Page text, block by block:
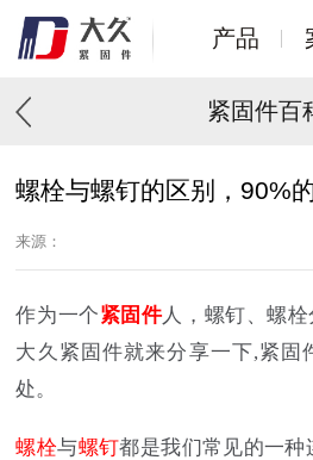
产品
紧固件百
螺栓与螺钉的区别，90%
来源：
作为一个紧固件人，螺钉、螺
大久紧固件就来分享一下,紧固
处。
螺栓与螺钉都是我们常见的一